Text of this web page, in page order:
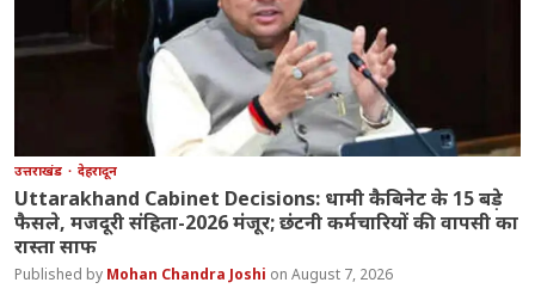
उत्तराखंड देहरादून
Uttarakhand Cabinet Decisions: धामी कैबिनेट के 15 बड़े
फैसले, मजदूरी संहिता-2026 मंजूर; छंटनी कर्मचारियों की वापसी का
रास्ता साफ
Mohan Chandra Joshi August 7, 2026